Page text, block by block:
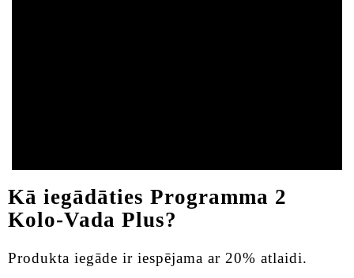
Kā iegādāties Programma 2
Kolo-Vada Plus?
Produkta iegāde ir iespējama ar 20% atlaidi.